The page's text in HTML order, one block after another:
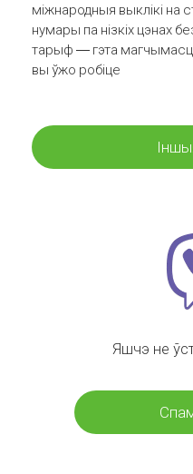
міжнародныя выклікі на
нумары па нізкіх цэнах
тарыф — гэта
вы ўжо робіце
Яшчэ не